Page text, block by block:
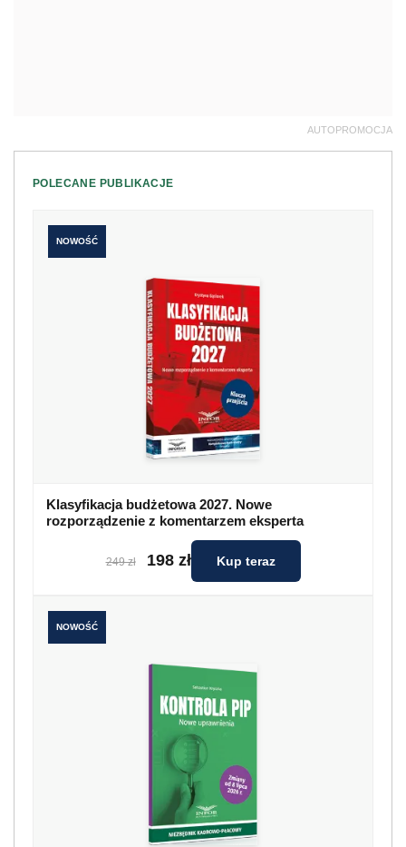
AUTOPROMOCJA
POLECANE PUBLIKACJE
NOWOŚĆ
Klasyfikacja budżetowa 2027. Nowe
rozporządzenie z komentarzem eksperta
249 zł 198 zł Kup teraz
NOWOŚĆ